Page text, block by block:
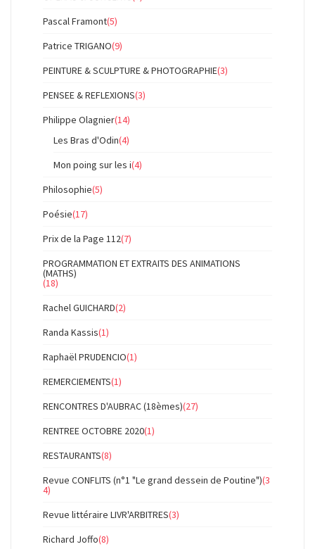
Pascal Framont(5)
Patrice TRIGANO(9)
PEINTURE & SCULPTURE & PHOTOGRAPHIE(3)
PENSEE & REFLEXIONS(3)
Philippe Olagnier(14)
Les Bras d'Odin(4)
Mon poing sur les i(4)
Philosophie(5)
Poésie(17)
Prix de la Page 112(7)
PROGRAMMATION ET EXTRAITS DES ANIMATIONS
(MATHS)
(18)
Rachel GUICHARD(2)
Randa Kassis(1)
Raphaël PRUDENCIO(1)
REMERCIEMENTS(1)
RENCONTRES D'AUBRAC (18èmes)(27)
RENTREE OCTOBRE 2020(1)
RESTAURANTS(8)
Revue CONFLITS (n°1 "Le grand dessein de Poutine")(3
4)
Revue littéraire LIVR'ARBITRES(3)
Richard Joffo(8)